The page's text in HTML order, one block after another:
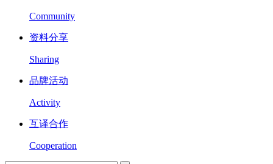
Community
资料分享
Sharing
品牌活动
Activity
互译合作
Cooperation